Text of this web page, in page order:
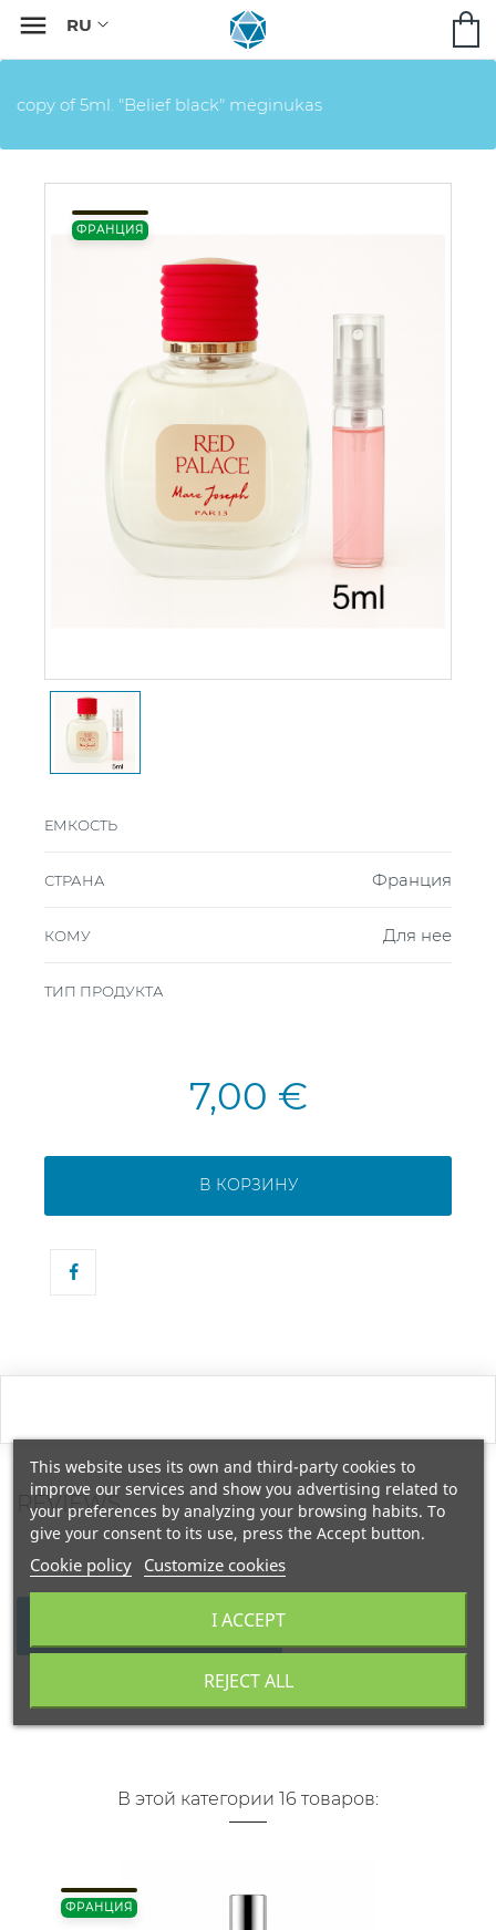

copy of 5ml. "Belief black" mėginukas
ФРАНЦИЯ
ЕМКОСТЬ
СТРАНА Франция
КОМУ Для нее
ТИП ПРОДУКТА
7,00 €
В КОРЗИНУ
REVIEWS
WRITE YOUR REVIEW
В этой категории 16 товаров:
ФРАНЦИЯ
This website uses its own and third-party cookies to
improve our services and show you advertising related to
your preferences by analyzing your browsing habits. To
give your consent to its use, press the Accept button.
Cookie policy Customize cookies
REJECT ALL
I ACCEPT